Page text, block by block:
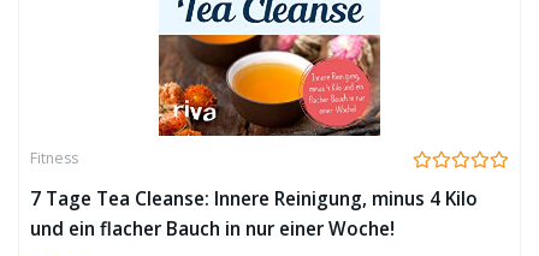
Fitness
7 Tage Tea Cleanse: Innere Reinigung, minus 4 Kilo
und ein flacher Bauch in nur einer Woche!